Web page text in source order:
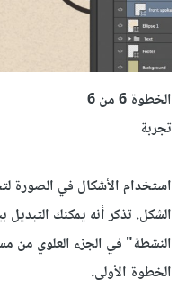
الخطوة 6 من
6
تجربة
استخدام الأشكال في الصورة ل
الشكل. تذكر أنه يمكنك التبديل
النشطة" في الجزء العلوي من
الخطوة الأولى.